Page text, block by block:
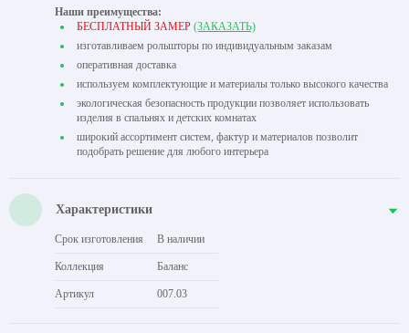
Наши преимущества:
БЕСПЛАТНЫЙ ЗАМЕР (ЗАКАЗАТЬ)
изготавливаем рольшторы по индивидуальным заказам
оперативная доставка
используем комплектующие и материалы только высокого качества
экологическая безопасность продукции позволяет использовать
изделия в спальнях и детских комнатах
широкий ассортимент систем, фактур и материалов позволит
подобрать решение для любого интерьера
Характеристики
Срок изготовления В наличии
Коллекция Баланс
Артикул 007.03